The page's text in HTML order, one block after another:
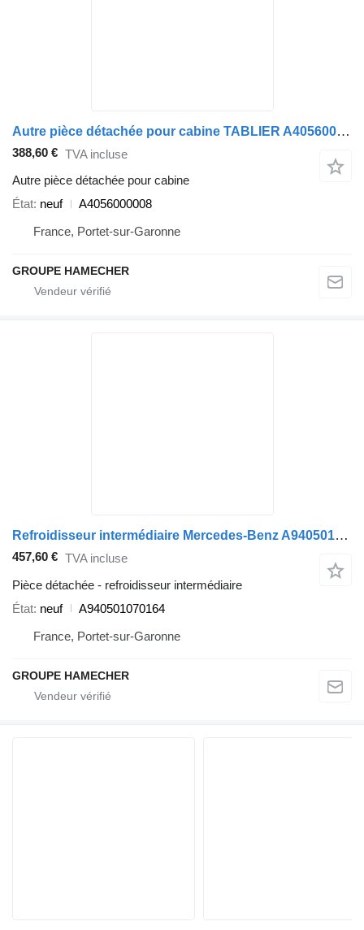
Autre pièce détachée pour cabine TABLIER A4056000008 pour camion Mercedes-Benz
388,60 € TVA incluse
Autre pièce détachée pour cabine
État neuf
A4056000008
France, Portet-sur-Garonne
GROUPE HAMECHER
Refroidisseur intermédiaire Mercedes-Benz A940501070164 pour camion
457,60 € TVA incluse
Pièce détachée - refroidisseur intermédiaire
État neuf
A940501070164
France, Portet-sur-Garonne
GROUPE HAMECHER